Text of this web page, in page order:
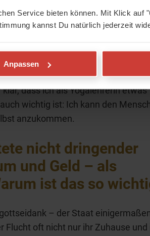
Service bieten können. Mit Klick auf
kannst Du natürlich jederzeit
AnpassenZunächst dachte ich an
auf ihren Amtswegen zu
dass ich als Yogalehrerin etwas
wichtig ist: Ich kann den
anzukommen.
nicht dringender
und Geld – als
ist das so
– der Staat
Flucht oft nicht nur ihr Zuhause und